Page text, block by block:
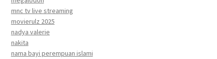
mnc tv live streaming
movierulz 2025
nadya valerie
nakita
nama bayi perempuan islami